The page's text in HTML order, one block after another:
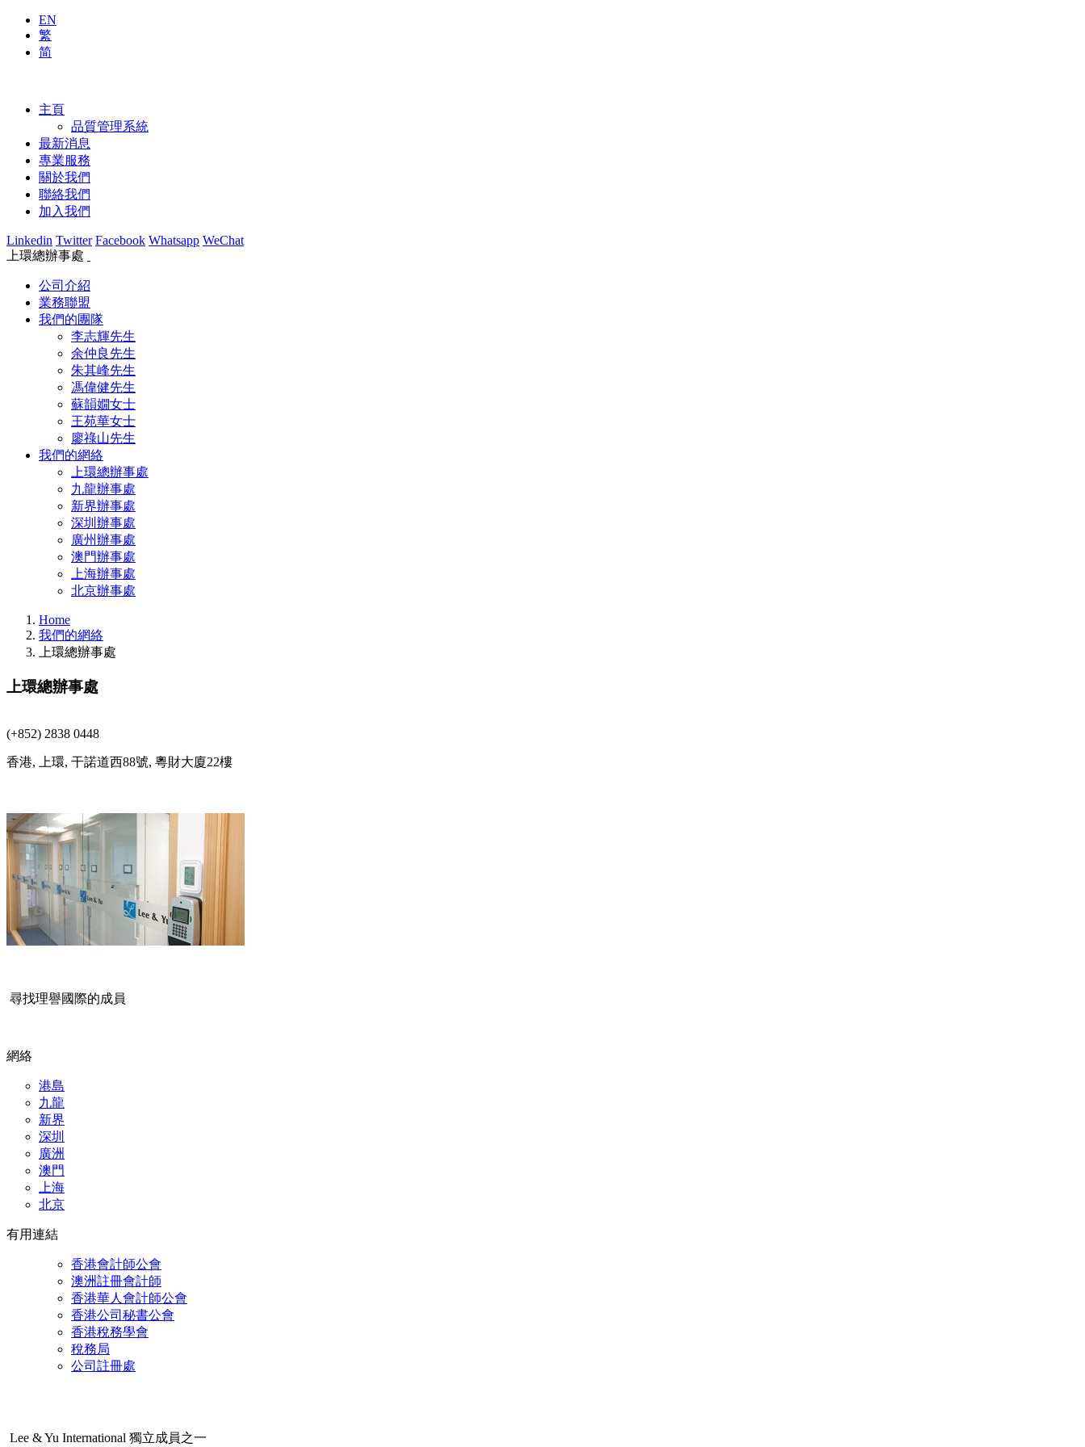
EN
繁
简
主頁
品質管理系統
最新消息
專業服務
關於我們
聯絡我們
加入我們
Linkedin Twitter Facebook Whatsapp WeChat
上環總辦事處
公司介紹
業務聯盟
我們的團隊
李志輝先生
余仲良先生
朱其峰先生
馮偉健先生
蘇韻嫺女士
王苑華女士
廖祿山先生
我們的網絡
上環總辦事處
九龍辦事處
新界辦事處
深圳辦事處
廣州辦事處
澳門辦事處
上海辦事處
北京辦事處
Home
我們的網絡
上環總辦事處
上環總辦事處
(+852) 2838 0448
香港, 上環, 干諾道西88號, 粵財大廈22樓
尋找理譽國際的成員
網絡
港島
九龍
新界
深圳
廣洲
澳門
上海
北京
有用連結
香港會計師公會
澳洲註冊會計師
香港華人會計師公會
香港公司秘書公會
香港稅務學會
稅務局
公司註冊處
Lee & Yu International 獨立成員之一